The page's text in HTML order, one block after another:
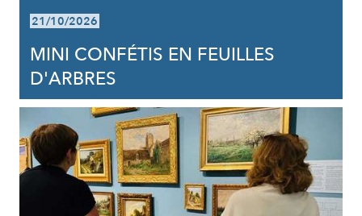
21/10/2026
MINI CONFÉTIS EN FEUILLES
D'ARBRES